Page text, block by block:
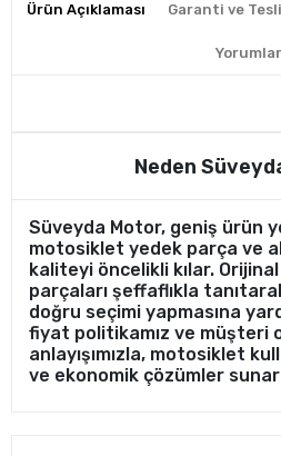
Ürün Açıklaması Garanti ve
Yorumlar
Neden
Süveyda Motor, geniş ürün
motosiklet yedek parça ve
kaliteyi öncelikli kılar.
parçaları şeffaflıkla
doğru seçimi yapmasına
fiyat politikamız ve müşteri
anlayışımızla, motosiklet
ve ekonomik çözümler